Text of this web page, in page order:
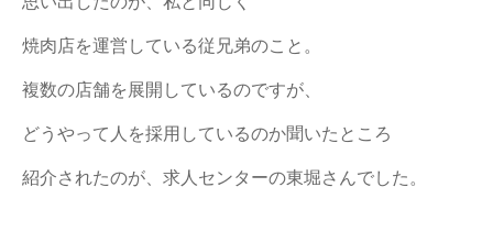
焼肉店を運営している従兄弟のこと。
複数の店舗を展開しているのですが、
どうやって人を採用しているのか聞いたところ
紹介されたのが、求人センターの東堀さんでした。